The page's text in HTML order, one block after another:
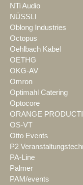
NTi Audio
NÜSSLI
Oblong Industries
Octopus
Oehlbach Kabel
OETHG
OKG-AV
Omron
Optimahl Catering
Optocore
ORANGE
OS-VT
Otto Events
P2
PA-Line
Palmer
PAM/events